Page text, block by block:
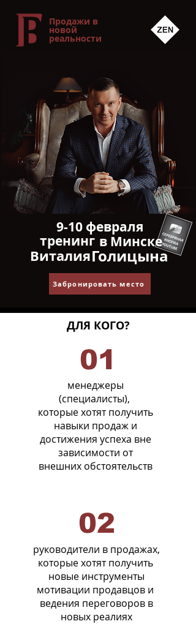
Продажи в
новой
реальности
9-10 февраля
тренинг в Минске
ВиталияГолицына
Забронировать место
ДЛЯ КОГО?
01
менеджеры
(специалисты),
которые хотят получить
навыки продаж и
достижения успеха вне
зависимости от
внешних обстоятельств
руководители в продажах,
которые хотят получить
новые инструменты
мотивации продавцов и
ведения переговоров в
новых реалиях
02